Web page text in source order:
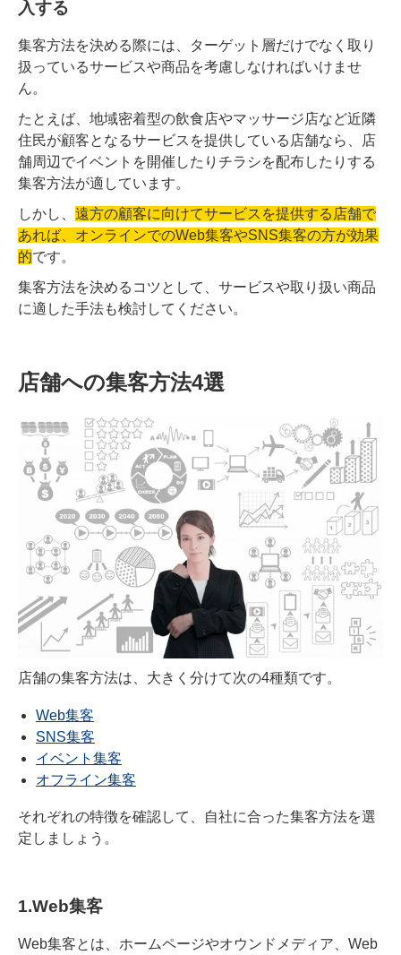
入する
集客方法を決める際には、ターゲット層だけでなく取り
扱っているサービスや商品を考慮しなければいけませ
ん。
たとえば、地域密着型の飲食店やマッサージ店など近隣
住民が顧客となるサービスを提供している店舗なら、店
舗周辺でイベントを開催したりチラシを配布したりする
集客方法が適しています。
しかし、 遠方の顧客に向けてサービスを提供する店舗で
あれば、オンラインでのWeb集客やSNS集客の方が効果
的です。
集客方法を決めるコツとして、サービスや取り扱い商品
に適した手法も検討してください。
店舗への集客方法4選
店舗の集客方法は、大きく分けて次の4種類です。
Web集客
SNS集客
イベント集客
オフライン集客
それぞれの特徴を確認して、自社に合った集客方法を選
定しましょう。
1.Web集客
Web集客とは、ホームページやオウンドメディア、Web